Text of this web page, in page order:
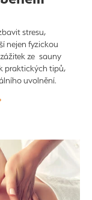
stresu,
nejen fyzickou
ze sauny
praktických tipů,
uvolnění.